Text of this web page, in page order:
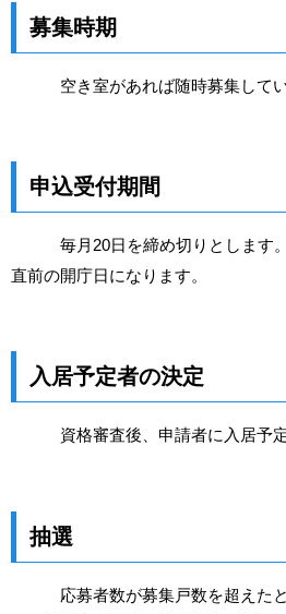
募集時期
空き室があれば随時募集してい
申込受付期間
毎月20日を締め切りとします
直前の開庁日になります。
入居予定者の決定
資格審査後、申請者に入居予
抽選
応募者数が募集戸数を超えた